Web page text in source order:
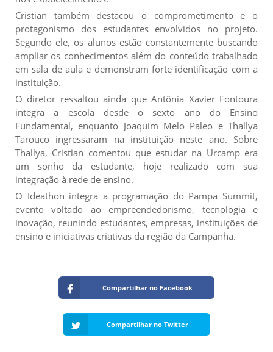
Cristian também destacou o comprometimento e o
protagonismo dos estudantes envolvidos no projeto.
Segundo ele, os alunos estão constantemente buscando
ampliar os conhecimentos além do conteúdo trabalhado
em sala de aula e demonstram forte identificação com a
instituição.
O diretor ressaltou ainda que Antônia Xavier Fontoura
integra a escola desde o sexto ano do Ensino
Fundamental, enquanto Joaquim Melo Paleo e Thallya
Tarouco ingressaram na instituição neste ano. Sobre
Thallya, Cristian comentou que estudar na Urcamp era
um sonho da estudante, hoje realizado com sua
integração à rede de ensino.
O Ideathon integra a programação do Pampa Summit,
evento voltado ao empreendedorismo, tecnologia e
inovação, reunindo estudantes, empresas, instituições de
ensino e iniciativas criativas da região da Campanha.
Compartilhar no Facebook
Compartilhar no Twitter